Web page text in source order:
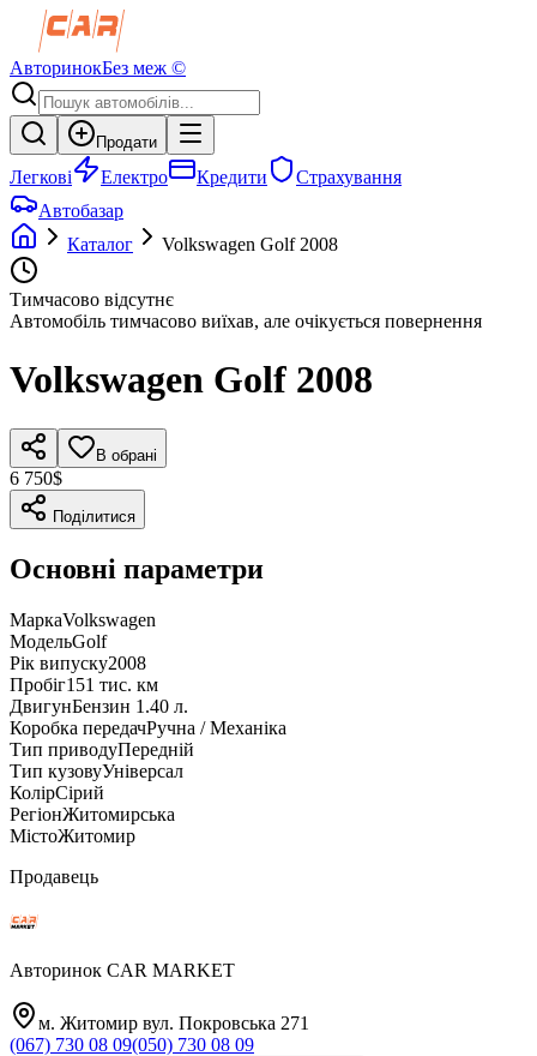
АвторинокБез меж ©
Продати
Легкові Електро Кредити
Страхування
Автобазар
Каталог
Volkswagen Golf 2008
Тимчасово відсутнє
Автомобіль тимчасово виїхав, але очікується повернення
Volkswagen Golf 2008
В обрані
6 750$
Поділитися
Основні параметри
МаркаVolkswagen
МодельGolf
Рік випуску2008
Пробіг151 тис. км
ДвигунБензин 1.40 л.
Коробка передачРучна / Механіка
Тип приводуПередній
Тип кузовуУніверсал
КолірСірий
РегіонЖитомирська
МістоЖитомир
Продавець
Авторинок CAR MARKET
м. Житомир вул. Покровська 271
(067) 730 08 09(050) 730 08 09